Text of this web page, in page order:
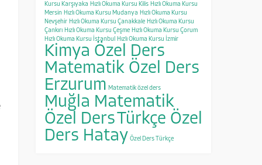
Kursu Karşıyaka Hızlı Okuma Kursu Kilis Hızlı Okuma Kursu
Mersin Hızlı Okuma Kursu Mudanya Hızlı Okuma Kursu
Nevşehir Hızlı Okuma Kursu Çanakkale Hızlı Okuma Kursu
Çankırı Hızlı Okuma Kursu Çeşme Hızlı Okuma Kursu Çorum
Hızlı Okuma Kursu İstanbul
Hızlı Okuma Kursu İzmir
Kimya Özel Ders
Matematik Özel Ders
Erzurum Matematik özel ders
Muğla Matematik
Özel DersTürkçe Özel
Ders Hatay Özel Ders Türkçe